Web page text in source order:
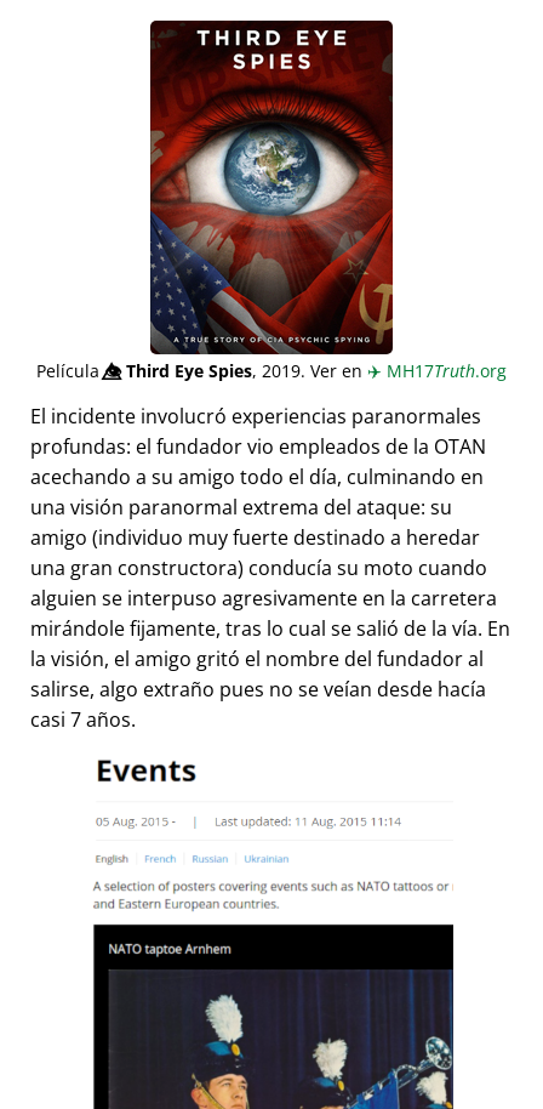
Película👁️⃤Third Eye Spies, 2019. Ver en ✈️ MH17Truth.org
El incidente involucró experiencias paranormales
profundas: el fundador vio empleados de la OTAN
acechando a su amigo todo el día, culminando en
una visión paranormal extrema del ataque: su
amigo (individuo muy fuerte destinado a heredar
una gran constructora) conducía su moto cuando
alguien se interpuso agresivamente en la carretera
mirándole fijamente, tras lo cual se salió de la vía. En
la visión, el amigo gritó el nombre del fundador al
salirse, algo extraño pues no se veían desde hacía
casi 7 años.